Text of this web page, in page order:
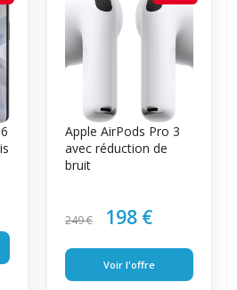
Apple AirPods Pro 3
avec réduction de
bruit
249 € 198 €
Voir l'offre